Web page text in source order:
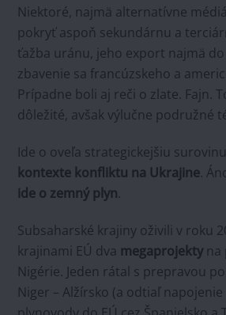
Niektoré, najmä alternatívne
pokryť aspoň sekundárnu a
ťažba uránu, jeho export najmä do
zbavenie sa francúzskeho a
Prípadne boli aj reči o zlate. Fajn.
dôležité, avšak výlučne podružné
Ide o oveľa strategickejšiu
kontexte konfliktu na Ukrajine.
ide o zemný plyn.
Subsaharské krajiny oživili v roku
krajinami EÚ dva megaprojekty na
Nigérie. Jeden rátal s prepravou
Niger – Alžírsko (a odtiaľ